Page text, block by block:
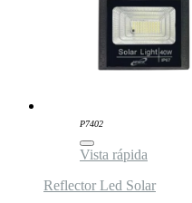
P7402
Vista rápida
Reflector Led Solar